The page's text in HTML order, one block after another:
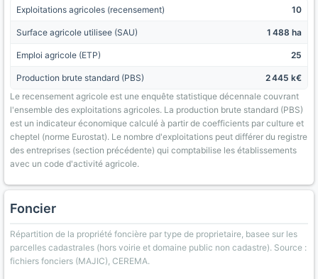
Exploitations agricoles (recensement) 10
Surface agricole utilisee (SAU) 1 488 ha
Emploi agricole (ETP) 25
Production brute standard (PBS)
2 445 k€
Le recensement agricole est une enquête statistique décennale couvrant
l'ensemble des exploitations agricoles. La production brute standard (PBS)
est un indicateur économique calculé à partir de coefficients par culture et
cheptel (norme Eurostat). Le nombre d'exploitations peut différer du registre
des entreprises (section précédente) qui comptabilise les établissements
avec un code d'activité agricole.
Foncier
Répartition de la propriété foncière par type de proprietaire, basee sur les
parcelles cadastrales (hors voirie et domaine public non cadastre). Source :
fichiers fonciers (MAJIC), CEREMA.